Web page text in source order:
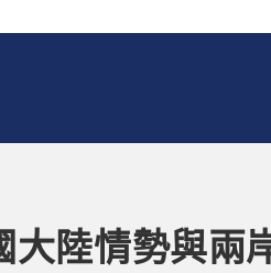
大陸情勢與兩